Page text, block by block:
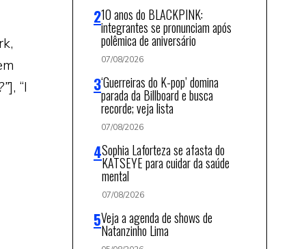
], “I
10 anos do BLACKPINK:
integrantes se pronunciam após
polêmica de aniversário
07/08/2026
‘Guerreiras do K-pop’ domina
parada da Billboard e busca
recorde; veja lista
07/08/2026
Sophia Laforteza se afasta do
KATSEYE para cuidar da saúde
mental
07/08/2026
Veja a agenda de shows de
Natanzinho Lima